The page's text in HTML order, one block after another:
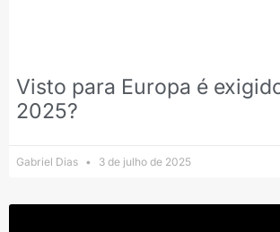
Visto para Europa é
2025?
Gabriel Dias 3 de julho de 2025